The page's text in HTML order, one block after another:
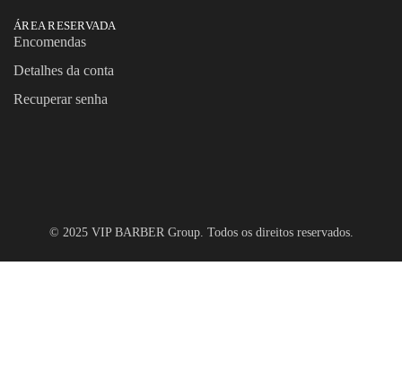
ÁREA RESERVADA
Encomendas
Detalhes da conta
Recuperar senha
© 2025 VIP BARBER Group. Todos os direitos reservados.